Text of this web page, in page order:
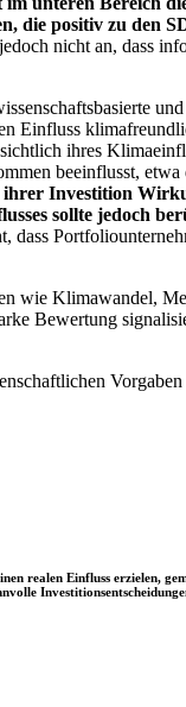
die positiv zu den
nicht an, dass
Einfluss
ihres
beeinflusst,
Investition
sollte jedoch
dass
wie Klimawandel,
Bewertung
realen Einfluss erzielen,